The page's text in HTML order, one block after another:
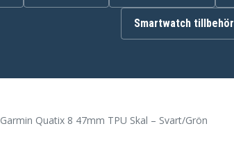
Smartwatch tillbehör
Garmin Quatix 8 47mm TPU Skal – Svart/Grön